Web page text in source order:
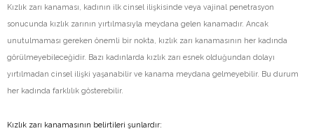
Kızlık zarı kanaması, kadının ilk cinsel ilişkisinde veya vajinal penetrasyon
sonucunda kızlık zarının yırtılmasıyla meydana gelen kanamadır. Ancak
unutulmaması gereken önemli bir nokta, kızlık zarı kanamasının her kadında
görülmeyebileceğidir. Bazı kadınlarda kızlık zarı esnek olduğundan dolayı
yırtılmadan cinsel ilişki yaşanabilir ve kanama meydana gelmeyebilir. Bu durum
her kadında farklılık gösterebilir.
Kızlık zarı kanamasının belirtileri şunlardır: